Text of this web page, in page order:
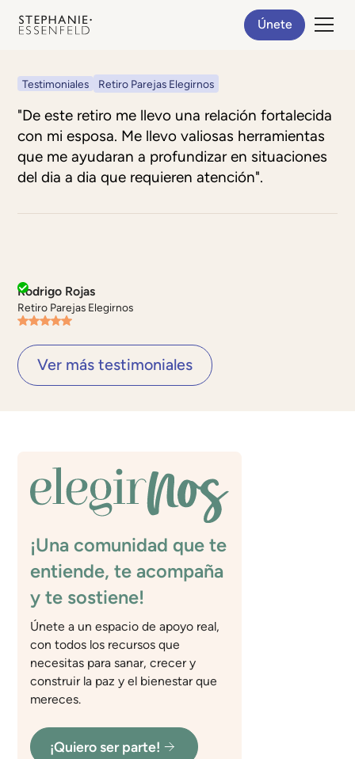
Únete
Testimoniales Retiro Parejas Elegirnos
"De este retiro me llevo una relación fortalecida
con mi esposa. Me llevo valiosas herramientas
que me ayudaran a profundizar en situaciones
del dia a dia que requieren atención".
Rodrigo Rojas
Retiro Parejas Elegirnos
Ver más testimoniales
¡Una comunidad que te
entiende, te acompaña
y te sostiene!
Únete a un espacio de apoyo real,
con todos los recursos que
necesitas para sanar, crecer y
construir la paz y el bienestar que
mereces.
¡Quiero ser parte!